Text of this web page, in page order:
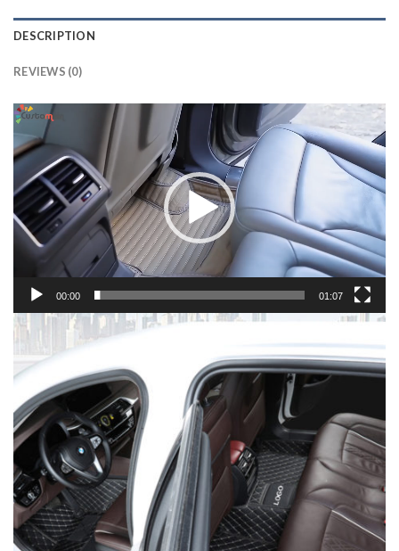
DESCRIPTION
REVIEWS (0)
Lecteur
vidéo
00:00 01:07